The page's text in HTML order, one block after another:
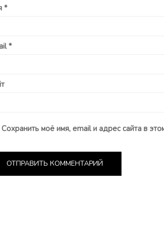
*
*
Сохранить моё имя, email и адрес сайта в